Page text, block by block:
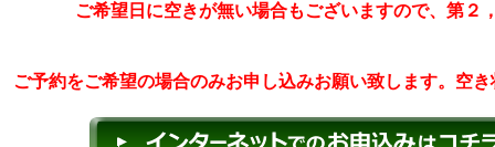
ご希望日に空きが無い場合もございますので、第
ご予約をご希望の場合のみお申し込みお願い致します。空